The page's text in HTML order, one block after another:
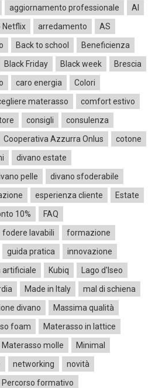
aggiornamento professionale
AI
Netflix arredamento
AS
Back to school
Beneficienza
Black Friday Black week
Brescia
caro energia
Colori
materasso
comfort estivo
consigli
consulenza
Cooperativa Azzurra Onlus
cotone
divano estate
pelle
divano sfoderabile
esperienza cliente
Estate
10%
FAQ
fodere lavabili
formazione
guida pratica
innovazione
artificiale Kubiq
Lago d'Iseo
Made in Italy
mal di schiena
divano
Massima qualità
foam
Materasso in lattice
Materasso molle
Minimal
networking
novità
Percorso formativo